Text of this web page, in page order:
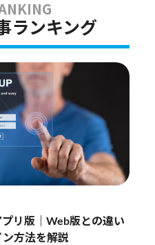
ランキング
リ版｜Web版との違い
方法を解説